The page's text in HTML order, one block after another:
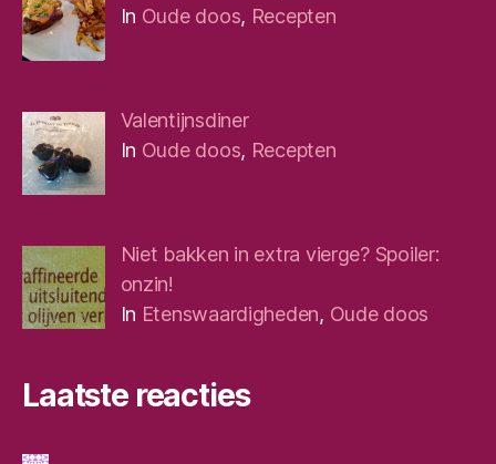
In Oude doos, Recepten
Valentijnsdiner
In Oude doos, Recepten
Niet bakken in extra vierge? Spoiler:
onzin!
In Etenswaardigheden, Oude doos
Laatste reacties